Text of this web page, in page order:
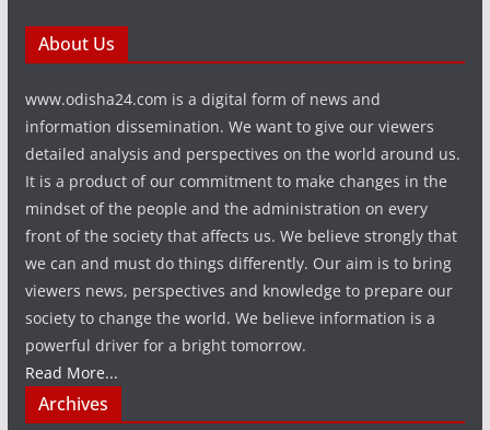
About Us
www.odisha24.com is a digital form of news and
information dissemination. We want to give our viewers
detailed analysis and perspectives on the world around us.
It is a product of our commitment to make changes in the
mindset of the people and the administration on every
front of the society that affects us. We believe strongly that
we can and must do things differently. Our aim is to bring
viewers news, perspectives and knowledge to prepare our
society to change the world. We believe information is a
powerful driver for a bright tomorrow.
Read More...
Archives